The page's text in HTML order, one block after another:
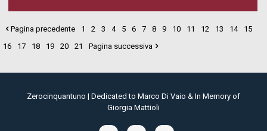
Pagina precedente 1 2 3 4 5 6 7 8 9 10 11 12 13 14
15
16
17 18 19 20 21 Pagina successiva
Zerocinquantuno | Dedicated to Marco Di Vaio & In Memory of
Giorgia Mattioli